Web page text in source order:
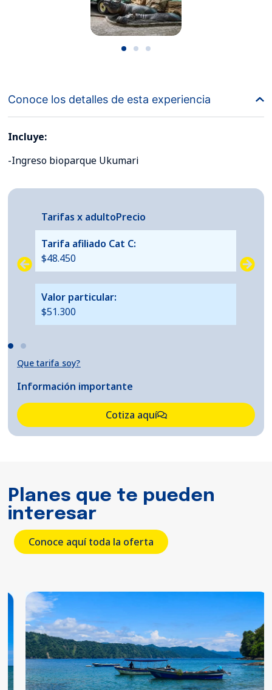
Conoce los detalles de esta experiencia
Incluye:
-Ingreso bioparque Ukumari
Tarifas x niñoPrecio
Tarifa afiliado Cat C:
$34.000
Particular:
$36.000
Que tarifa soy?
Información importante
Cotiza aquí
Planes que te pueden
interesar
Conoce aquí toda la oferta